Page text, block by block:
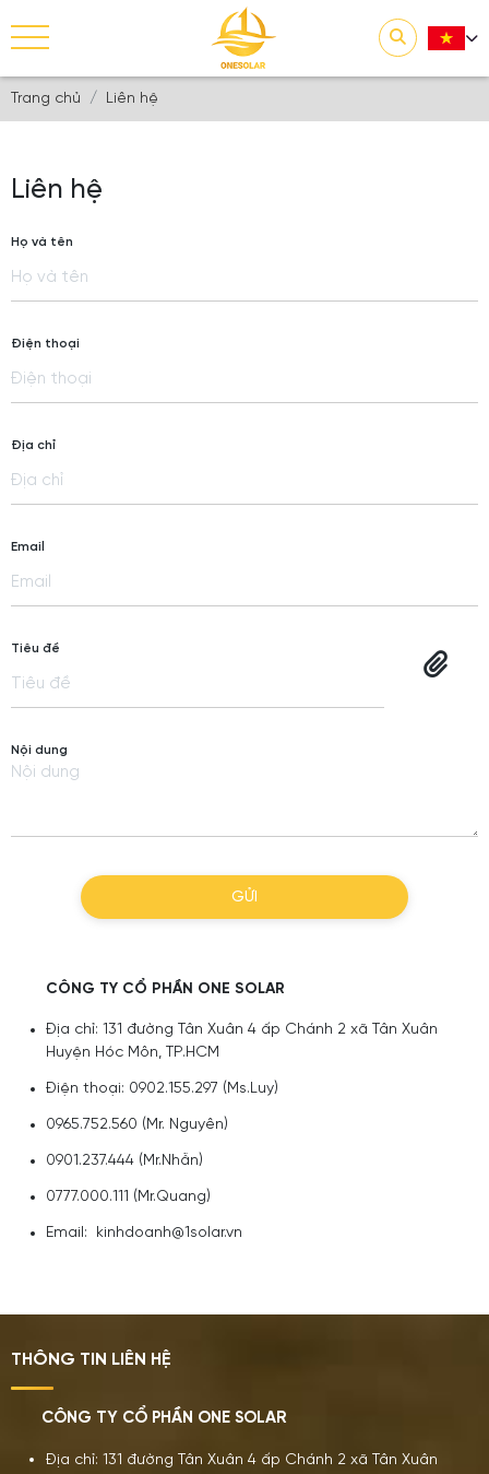
Trang chủ Liên hệ
CÔNG TY CỔ PHẦN ONE SOLAR
Địa chỉ: 131 đường Tân Xuân 4 ấp Chánh 2 xã Tân Xuân
Huyện Hóc Môn, TP.HCM
Điện thoại: 0902.155.297 (Ms.Luy)
0965.752.560 (Mr. Nguyên)
0901.237.444 (Mr.Nhẫn)
0777.000.111 (Mr.Quang)
Email: kinhdoanh@1solar.vn
Liên hệ
Họ và tên
Điện thoại
Địa chỉ
Email
Tiêu đề
Nội dung
GỬI
THÔNG TIN LIÊN HỆ
CÔNG TY CỔ PHẦN ONE SOLAR
Địa chỉ: 131 đường Tân Xuân 4 ấp Chánh 2 xã Tân Xuân